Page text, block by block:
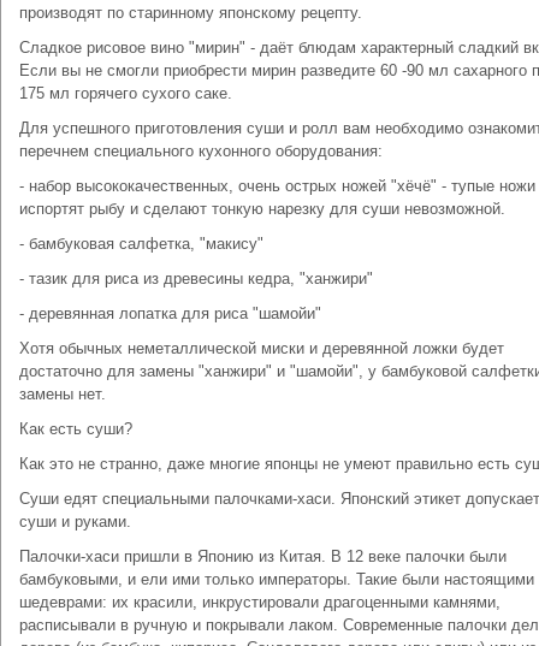
производят по старинному японскому рецепту.
Сладкое рисовое вино "мирин" - даёт блюдам характерный сладкий
Если вы не смогли приобрести мирин разведите 60 -90 мл сахарного
175 мл горячего сухого саке.
Для успешного приготовления суши и ролл вам необходимо
перечнем специального кухонного оборудования:
- набор высококачественных, очень острых ножей "хёчё" - тупые ножи
испортят рыбу и сделают тонкую нарезку для суши невозможной.
- бамбуковая салфетка, "макису"
- тазик для риса из древесины кедра, "ханжири"
- деревянная лопатка для риса "шамойи"
Хотя обычных неметаллической миски и деревянной ложки будет
достаточно для замены "ханжири" и "шамойи", у бамбуковой
замены нет.
Как есть суши?
Как это не странно, даже многие японцы не умеют правильно есть
Суши едят специальными палочками-хаси. Японский этикет
суши и руками.
Палочки-хаси пришли в Японию из Китая. В 12 веке палочки были
бамбуковыми, и ели ими только императоры. Такие были настоящими
шедеврами: их красили, инкрустировали драгоценными камнями,
расписывали в ручную и покрывали лаком. Современные палочки